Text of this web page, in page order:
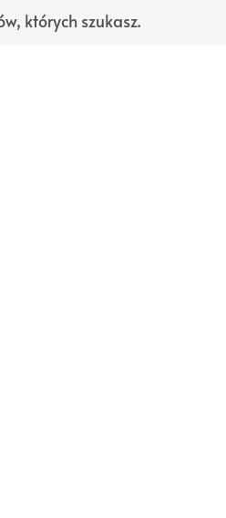
których szukasz.